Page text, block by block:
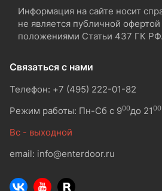
Информация на сайте носит
не является публичной офертой
положениями Статьи 437 ГК РФ.
Связаться с нами
Телефон: +7 (495) 222-01-82
Режим работы: Пн-Сб с 900до 2100
Вс - выходной
email: info@enterdoor.ru